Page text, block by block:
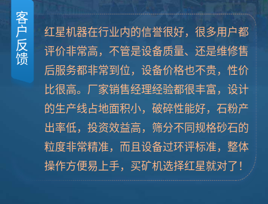
客
户
反
馈
红星机器在行业内的信誉很好，很多用户都
评价非常高，不管是设备质量、还是维修售
后服务都非常到位，设备价格也不贵，性价
比很高。厂家销售经理经验都很丰富，设计
的生产线占地面积小，破碎性能好，石粉产
出率低，投资效益高，筛分不同规格砂石的
粒度非常精准，而且设备过环评标准，整体
操作方便易上手，买矿机选择红星就对了！